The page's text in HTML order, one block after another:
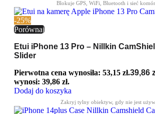
-25%
Porównaj
Etui iPhone 13 Pro – Nillkin
Slider
Pierwotna cena wynosiła: 53,15 zł.39,86
wynosi: 39,86 zł.
Dodaj do koszyka